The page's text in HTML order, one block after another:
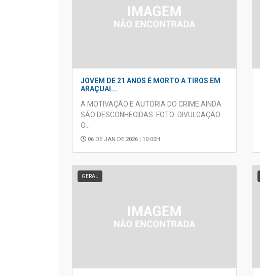
JOVEM DE 21 ANOS É MORTO A TIROS EM
ARAÇUAI...
A MOTIVAÇÃO E AUTORIA DO CRIME AINDA
SÃO DESCONHECIDAS. FOTO: DIVULGAÇÃO
O...
06 DE JAN DE 2026 | 10:00H
GERAL